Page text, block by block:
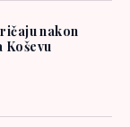
nakon